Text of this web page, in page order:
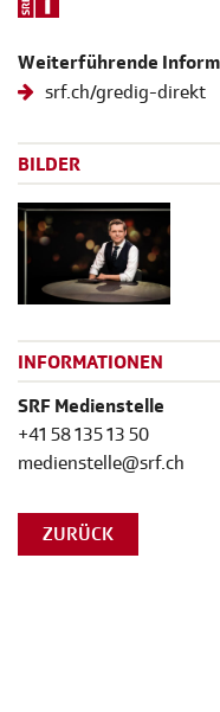
Weiterführende
srf.ch/gredig-direkt
BILDER
INFORMATIONEN
SRF Medienstelle
+41 58 135 13 50
medienstelle@srf.ch
ZURÜCK